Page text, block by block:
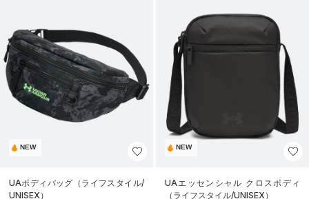
NEW
UAボディバッグ（ライフスタイル/
UNISEX）
NEW
UAエッセンシャル クロスボディ
（ライフスタイル/UNISEX）